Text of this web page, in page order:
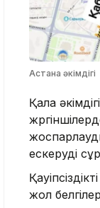
Астана әкімдігі
Қала
ескеруді
жол